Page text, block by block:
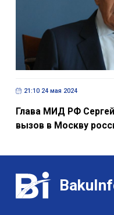
21:10 24 мая 2024
Глава МИД РФ
вызов в Москву